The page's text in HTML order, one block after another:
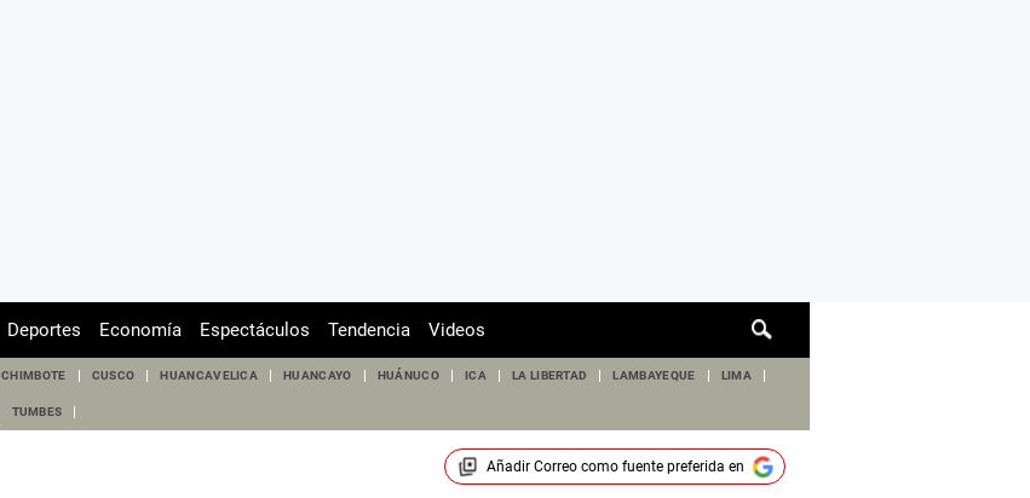
de
Deportes Economía Espectáculos Tendencia Videos
CHIMBOTE CUSCO HUANCAVELICA HUANCAYO HUÁNUCO ICA LA LIBERTAD LAMBAYEQUE LIMA
TUMBES
Añadir Correocomo fuente preferida en